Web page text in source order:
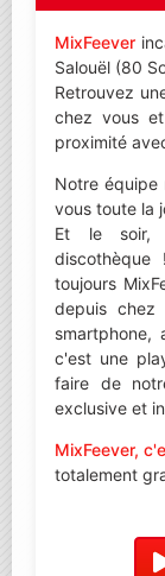
MixFeever
Salouël (80
Retrouvez
chez vous
proximité
Notre équipe
vous toute la
Et le soir,
toujours
depuis chez
smartphone,
c'est une
faire de
exclusive et
MixFeever,
totalement